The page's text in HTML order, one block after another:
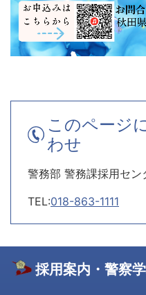
このページ
わせ
警務部 警務課採用セン
TEL:018-863-1111
採用案内・警察